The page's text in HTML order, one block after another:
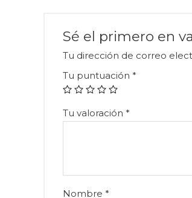
Sé el primero en
Tu dirección de correo
Tu puntuación *
Tu valoración *
Nombre *